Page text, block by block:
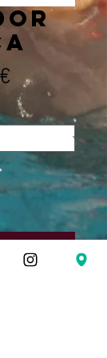
Precio